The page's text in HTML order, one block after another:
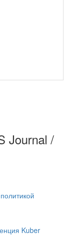
Journal /
политикой
Kuber